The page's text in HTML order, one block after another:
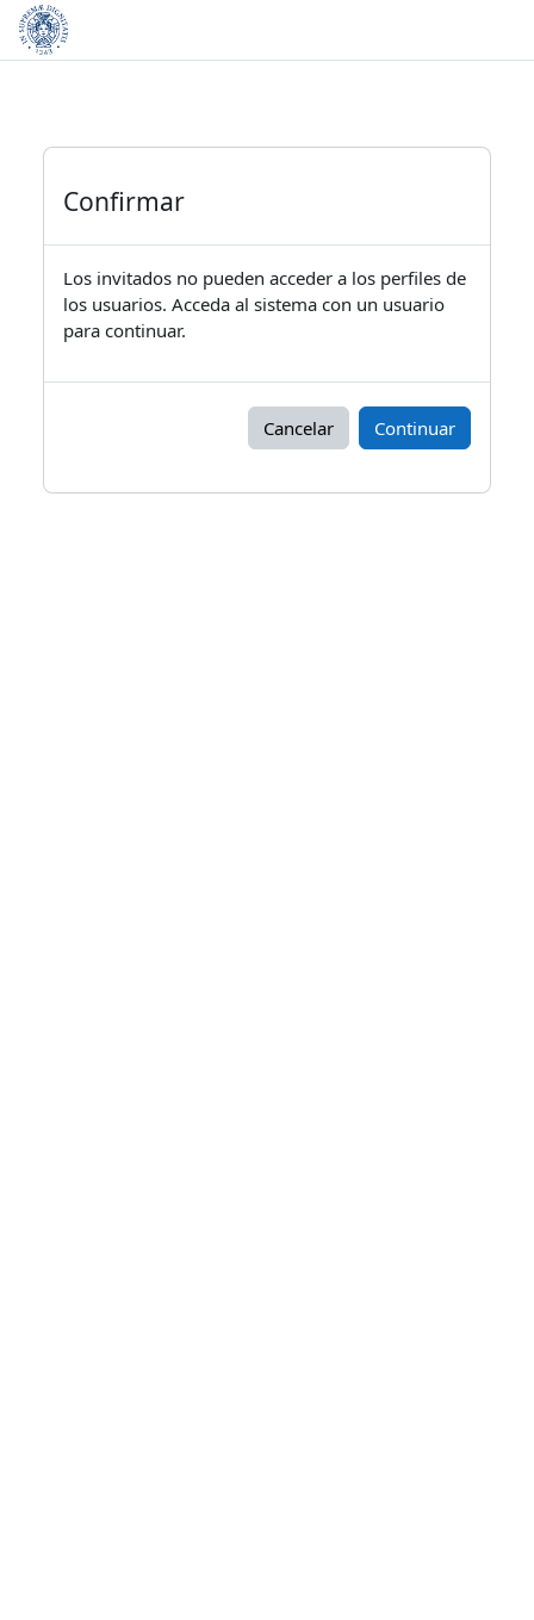
Salta al contenido principal
Confirmar
Los invitados no pueden acceder a los perfiles de
los usuarios. Acceda al sistema con un usuario
para continuar.
Cancelar Continuar